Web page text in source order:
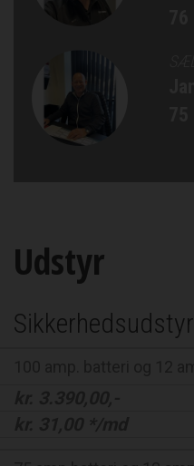
Udstyr
Sikkerhedsudstyr